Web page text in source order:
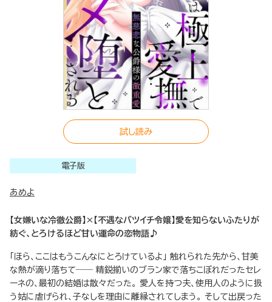
試し読み
電子版
あめよ
【女嫌いな冷徹公爵】×【不遇なバツイチ令嬢】愛を知らないふたりが
紡ぐ、とろけるほど甘い運命の恋物語♪
「ほら、ここはもうこんなにとろけているよ」 触れられた先から、甘美
な熱が滴り落ちて―― 精鋭揃いのブラン家で落ちこぼれだったセレ
ーネの、最初の結婚は散々だった。 愛人を持つ夫、使用人のように扱
う姑に虐げられ、子なしを理由に離縁されてしまう。 そして出戻った